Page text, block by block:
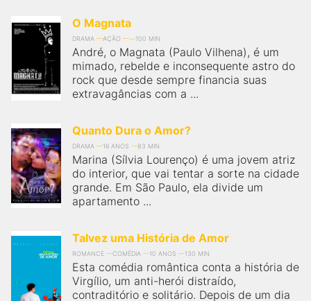
O Magnata
DRAMA AÇÃO 100 MIN
André, o Magnata (Paulo Vilhena), é um
mimado, rebelde e inconsequente astro do
rock que desde sempre financia suas
extravagâncias com a ...
Quanto Dura o Amor?
DRAMA 16 ANOS 83 MIN
Marina (Sílvia Lourenço) é uma jovem atriz
do interior, que vai tentar a sorte na cidade
grande. Em São Paulo, ela divide um
apartamento ...
Talvez uma História de Amor
ROMANCE COMÉDIA 10 ANOS 130 MIN
Esta comédia romântica conta a história de
Virgílio, um anti-herói distraído,
contraditório e solitário. Depois de um dia